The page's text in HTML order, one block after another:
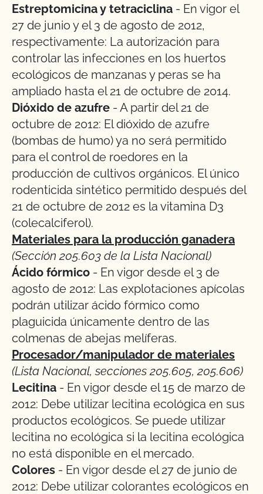
Estreptomicina y tetraciclina - En vigor el
27 de junio y el 3 de agosto de 2012,
respectivamente: La autorización para
controlar las infecciones en los huertos
ecológicos de manzanas y peras se ha
ampliado hasta el 21 de octubre de 2014.
Dióxido de azufre - A partir del 21 de
octubre de 2012: El dióxido de azufre
(bombas de humo) ya no será permitido
para el control de roedores en la
producción de cultivos orgánicos. El único
rodenticida sintético permitido después del
21 de octubre de 2012 es la vitamina D3
(colecalciferol).
Materiales para la producción ganadera
(Sección 205.603 de la Lista Nacional)
Ácido fórmico - En vigor desde el 3 de
agosto de 2012: Las explotaciones apícolas
podrán utilizar ácido fórmico como
plaguicida únicamente dentro de las
colmenas de abejas melíferas.
Procesador/manipulador de materiales
(Lista Nacional, secciones 205.605, 205.606)
Lecitina - En vigor desde el 15 de marzo de
2012: Debe utilizar lecitina ecológica en sus
productos ecológicos. Se puede utilizar
lecitina no ecológica si la lecitina ecológica
no está disponible en el mercado.
Colores - En vigor desde el 27 de junio de
2012: Debe utilizar colorantes ecológicos en